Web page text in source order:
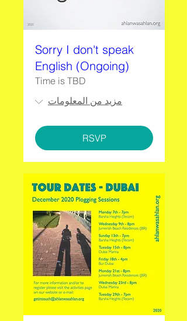
Sorry I don't speak
English (Ongoing)
Time is TBD
مزيد من المعلومات
RSVP